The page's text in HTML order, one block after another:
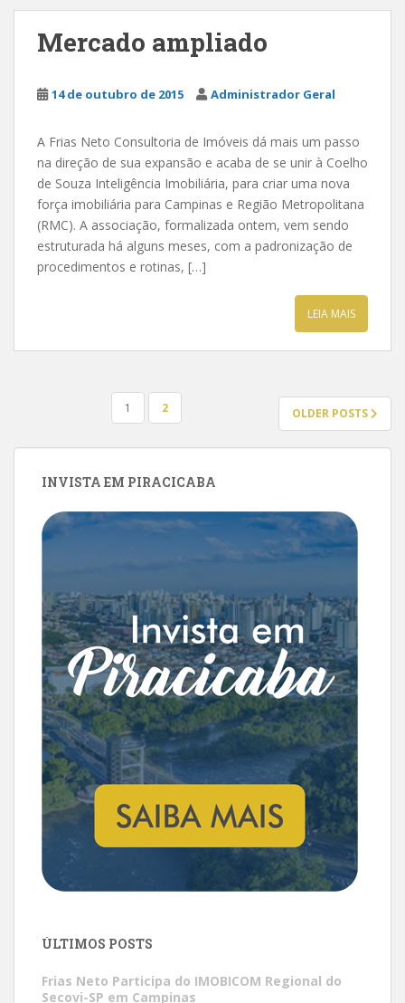
Mercado ampliado
14 de outubro de 2015 Administrador Geral
A Frias Neto Consultoria de Imóveis dá mais um passo
na direção de sua expansão e acaba de se unir à Coelho
de Souza Inteligência Imobiliária, para criar uma nova
força imobiliária para Campinas e Região Metropolitana
(RMC). A associação, formalizada ontem, vem sendo
estruturada há alguns meses, com a padronização de
procedimentos e rotinas, […]
LEIA MAIS
PAGINAÇÃO
POSTS
1 2 OLDER POSTS
INVISTA EM PIRACICABA
ÚLTIMOS POSTS
Frias Neto Participa do IMOBICOM Regional do
Secovi-SP em Campinas